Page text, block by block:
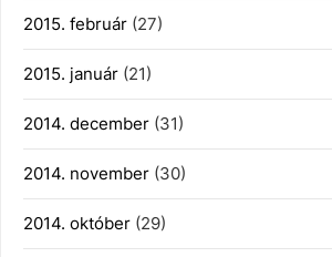
2015. február (27)
2015. január (21)
2014. december (31)
2014. november (30)
2014. október (29)